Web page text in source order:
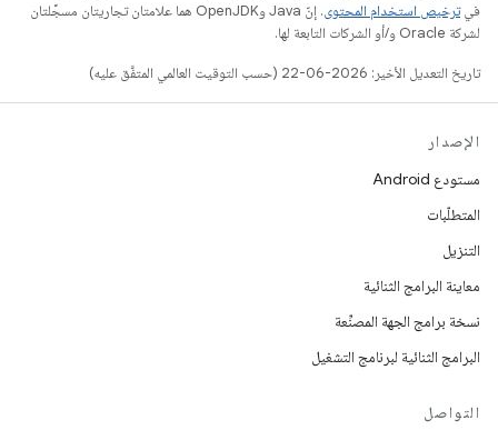
فيترخيص استخدام المحتوى
. إنّ Java وOpenJDK هما علامتان تجاريتان مسجَّلتان
لشركة Oracle و/أو الشركات التابعة لها.
تاريخ التعديل الأخير: 2026-06-22 (حسب التوقيت العالمي المتفَّق عليه)
الإصدار
مستودع Android
المتطلّبات
التنزيل
معاينة البرامج الثنائية
نسخة برامج الجهة المصنِّعة
البرامج الثنائية لبرنامج التشغيل
التواصل